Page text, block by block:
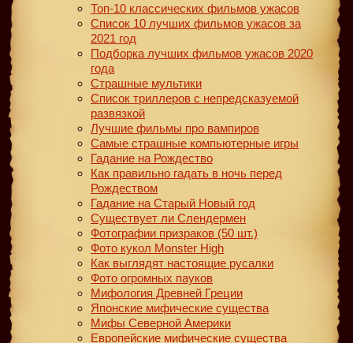
Топ-10 классических фильмов ужасов
Список 10 лучших фильмов ужасов за
2021 год
Подборка лучших фильмов ужасов 2020
года
Страшные мультики
Список триллеров с непредсказуемой
развязкой
Лучшие фильмы про вампиров
Самые страшные компьютерные игры
Гадание на Рождество
Как правильно гадать в ночь перед
Рождеством
Гадание на Старый Новый год
Существует ли Слендермен
Фотографии призраков (50 шт.)
Фото кукол Monster High
Как выглядят настоящие русалки
Фото огромных пауков
Мифология Древней Греции
Японские мифические существа
Мифы Северной Америки
Европейские мифические существа